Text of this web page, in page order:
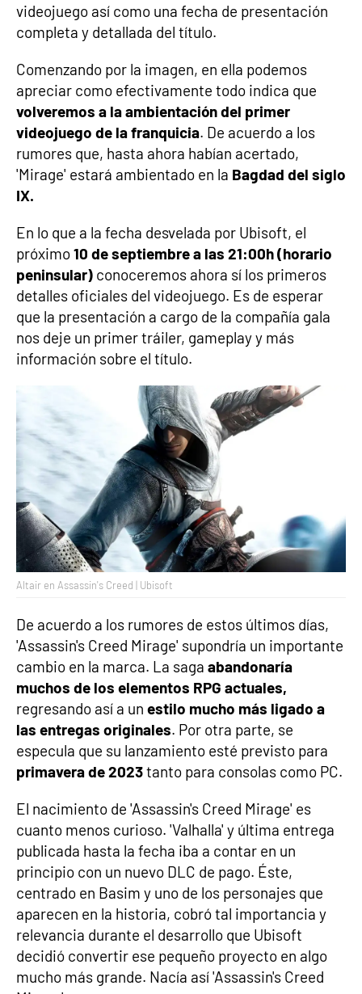
videojuego así como una fecha de presentación
completa y detallada del título.
Comenzando por la imagen, en ella podemos
apreciar como efectivamente todo indica que
volveremos a la ambientación del primer
videojuego de la franquicia. De acuerdo a los
rumores que, hasta ahora habían acertado,
'Mirage' estará ambientado en la Bagdad del siglo
IX.
En lo que a la fecha desvelada por Ubisoft, el
próximo10 de septiembre a las 21:00h (horario
peninsular) conoceremos ahora sí los primeros
detalles oficiales del videojuego. Es de esperar
que la presentación a cargo de la compañía gala
nos deje un primer tráiler, gameplay y más
información sobre el título.
Altair en Assassin's Creed | Ubisoft
De acuerdo a los rumores de estos últimos días,
'Assassin's Creed Mirage' supondría un importante
cambio en la marca. La saga abandonaría
muchos de los elementos RPG actuales,
regresando así a un estilo mucho más ligado a
las entregas originales. Por otra parte, se
especula que su lanzamiento esté previsto para
primavera de 2023tanto para consolas como PC.
El nacimiento de 'Assassin's Creed Mirage' es
cuanto menos curioso. 'Valhalla' y última entrega
publicada hasta la fecha iba a contar en un
principio con un nuevo DLC de pago. Éste,
centrado en Basim y uno de los personajes que
aparecen en la historia, cobró tal importancia y
relevancia durante el desarrollo que Ubisoft
decidió convertir ese pequeño proyecto en algo
mucho más grande. Nacía así 'Assassin's Creed